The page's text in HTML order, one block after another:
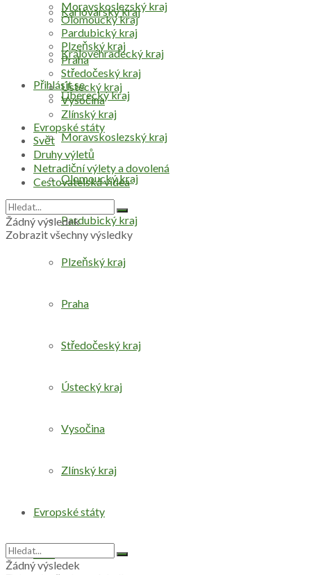
Přihlásit se
Karlovarský kraj
Královéhradecký kraj
Liberecký kraj
Moravskoslezský kraj
Olomoucký kraj
Pardubický kraj
Plzeňský kraj
Praha
Středočeský kraj
Ústecký kraj
Vysočina
Zlínský kraj
Evropské státy
Svět
Moravskoslezský kraj
Olomoucký kraj
Pardubický kraj
Plzeňský kraj
Praha
Středočeský kraj
Ústecký kraj
Vysočina
Zlínský kraj
Evropské státy
Svět
Druhy výletů
Netradiční výlety a dovolená
Cestovatelská videa
Žádný výsledek
Zobrazit všechny výsledky
Žádný výsledek